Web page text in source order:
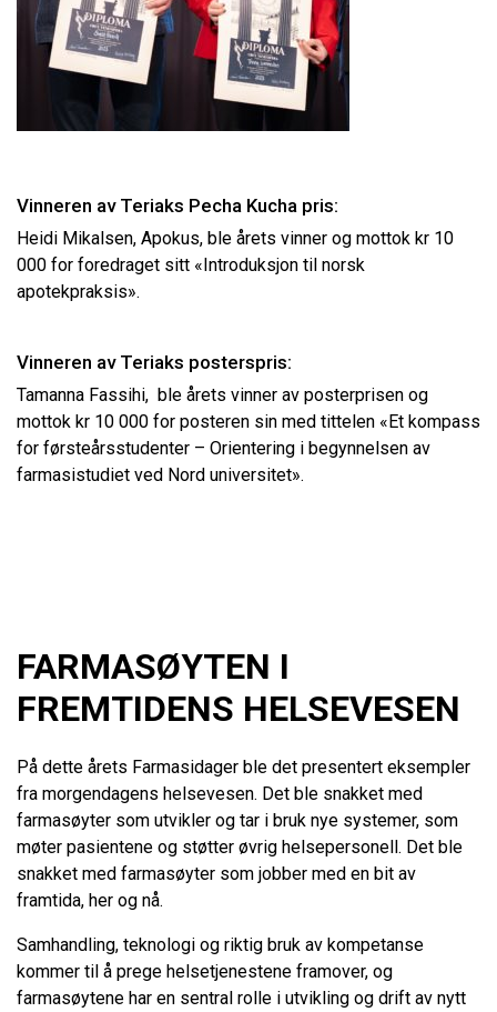
Vinneren av Teriaks Pecha Kucha pris:
Heidi Mikalsen, Apokus, ble årets vinner og mottok kr 10
000 for foredraget sitt «Introduksjon til norsk
apotekpraksis».
Vinneren av Teriaks posterspris:
Tamanna Fassihi, ble årets vinner av posterprisen og
mottok kr 10 000 for posteren sin med tittelen «Et kompass
for førsteårsstudenter – Orientering i begynnelsen av
farmasistudiet ved Nord universitet».
FARMASØYTEN I
FREMTIDENS HELSEVESEN
På dette årets Farmasidager ble det presentert eksempler
fra morgendagens helsevesen. Det ble snakket med
farmasøyter som utvikler og tar i bruk nye systemer, som
møter pasientene og støtter øvrig helsepersonell. Det ble
snakket med farmasøyter som jobber med en bit av
framtida, her og nå.
Samhandling, teknologi og riktig bruk av kompetanse
kommer til å prege helsetjenestene framover, og
farmasøytene har en sentral rolle i utvikling og drift av nytt